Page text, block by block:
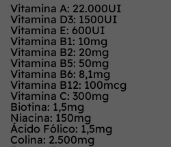
Vitamina A: 22.000UI
Vitamina D3: 1500UI
Vitamina E: 600UI
Vitamina B1: 10mg
Vitamina B2: 20mg
Vitamina B5: 50mg
Vitamina B6: 8,1mg
Vitamina B12: 100mcg
Vitamina C: 300mg
Biotina: 1,5mg
Niacina: 150mg
Ácido Fólico: 1,5mg
Colina: 2.500mg